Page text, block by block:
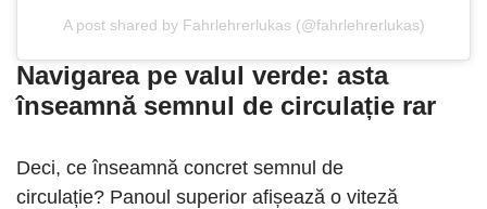
A post shared by Fahrlehrerlukas (@fahrlehrerlukas)
Navigarea pe valul verde: asta
înseamnă semnul de circulație rar
Deci, ce înseamnă concret semnul de
circulație? Panoul superior afișează o viteză